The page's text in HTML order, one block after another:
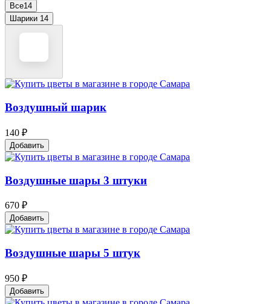
Все14
Шарики 14
Воздушный шарик
140 ₽
Добавить
Воздушные шары 3 штуки
670 ₽
Добавить
Воздушные шары 5 штук
950 ₽
Добавить